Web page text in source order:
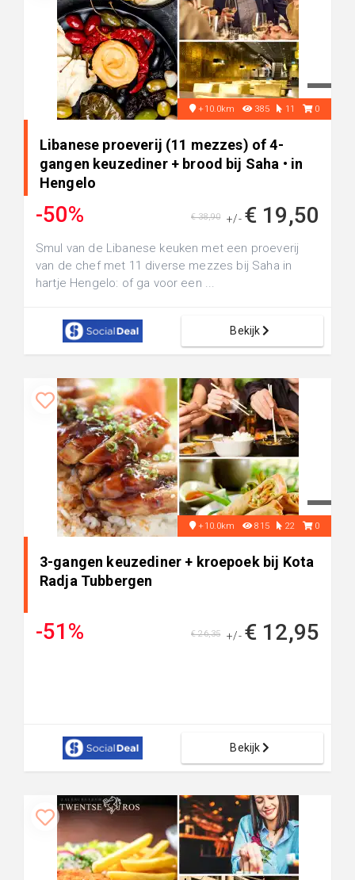
+10.0km 385 11 0
Libanese proeverij (11 mezzes) of 4-
gangen keuzediner + brood bij Saha • in
Hengelo
-50% +/- € 19,50
€ 38,90
Smul van de Libanese keuken met een proeverij
van de chef met 11 diverse mezzes bij Saha in
hartje Hengelo: of ga voor een ...
Bekijk
+10.0km 815 22 0
3-gangen keuzediner + kroepoek bij Kota
Radja Tubbergen
-51% +/- € 12,95
€ 26,35
Bekijk